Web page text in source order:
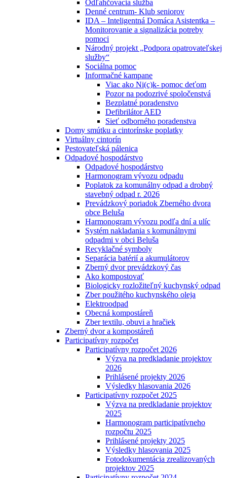
Odľahčovacia služba
Denné centrum- Klub seniorov
IDA – Inteligentná Domáca Asistentka –
Monitorovanie a signalizácia potreby
pomoci
Národný projekt „Podpora opatrovateľskej
služby“
Sociálna pomoc
Informačné kampane
Viac ako Ni(c)k- pomoc deťom
Pozor na podozrivé spoločenstvá
Bezplatné poradenstvo
Defibrilátor AED
Sieť odborného poradenstva
Domy smútku a cintorínske poplatky
Virtuálny cintorín
Pestovateľská pálenica
Odpadové hospodárstvo
Odpadové hospodárstvo
Harmonogram vývozu odpadu
Poplatok za komunálny odpad a drobný
stavebný odpad r. 2026
Prevádzkový poriadok Zberného dvora
obce Beluša
Harmonogram vývozu podľa dní a ulíc
Systém nakladania s komunálnymi
odpadmi v obci Beluša
Recyklačné symboly
Separácia batérií a akumulátorov
Zberný dvor prevádzkový čas
Ako kompostovať
Biologicky rozložiteľný kuchynský odpad
Zber použitého kuchynského oleja
Elektroodpad
Obecná kompostáreň
Zber textilu, obuvi a hračiek
Zberný dvor a kompostáreň
Participatívny rozpočet
Participatívny rozpočet 2026
Výzva na predkladanie projektov
2026
Prihlásené projekty 2026
Výsledky hlasovania 2026
Participatívny rozpočet 2025
Výzva na predkladanie projektov
2025
Harmonogram participatívneho
rozpočtu 2025
Prihlásené projekty 2025
Výsledky hlasovania 2025
Fotodokumentácia zrealizovaných
projektov 2025